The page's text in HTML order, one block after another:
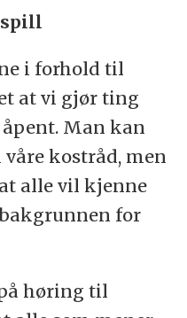
i forhold til
at vi gjør ting
Man kan
kostråd, men
alle vil kjenne
for
høring til